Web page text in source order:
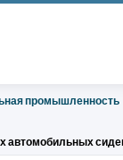
промышленность
автомобильных